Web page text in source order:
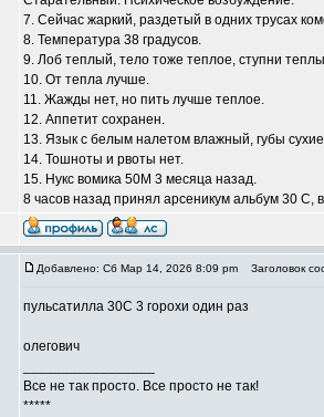
7. Сейчас жаркий, раздетый в одних трусах
8. Температура 38 градусов.
9. Лоб теплый, тело тоже теплое, ступни
10. От тепла лучше.
11. Жажды нет, но пить лучше теплое.
12. Аппетит сохранен.
13. Язык с белым налетом влажный, губы
14. Тошноты и рвоты нет.
15. Нукс вомика 50М 3 месяца назад.
8 часов назад принял арсеникум альбум 30 С,
Добавлено: Сб Мар 14, 2026 8:09 pm Заголовок
пульсатилла 30С 3 горохи один раз
олегович
Все не так просто. Все просто не так!
*****